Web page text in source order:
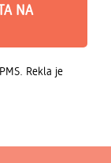
NA
Rekla je